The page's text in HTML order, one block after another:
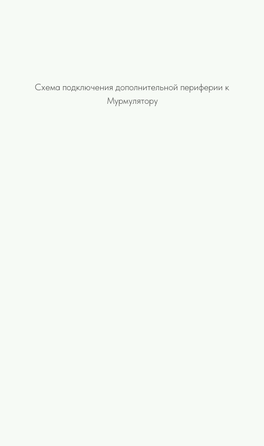
Cхема подключения дополнительной периферии к
Мурмулятору